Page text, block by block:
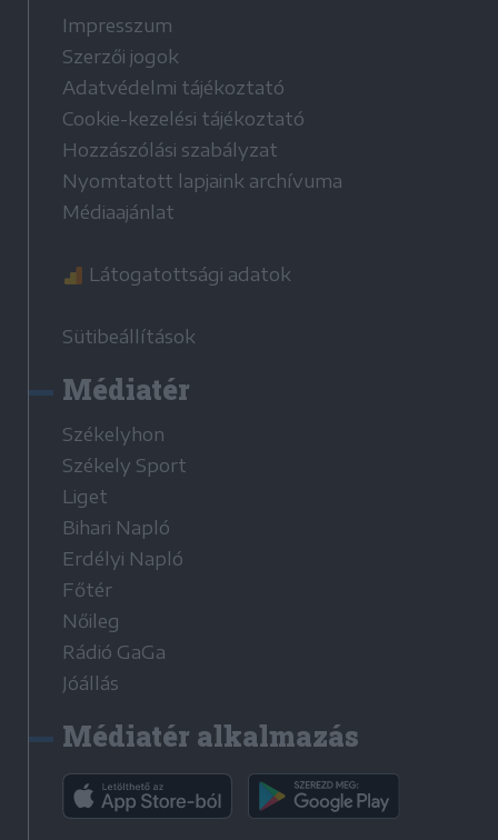
Impresszum
Szerzői jogok
Adatvédelmi tájékoztató
Cookie-kezelési tájékoztató
Hozzászólási szabályzat
Nyomtatott lapjaink archívuma
Médiaajánlat
Látogatottsági adatok
Sütibeállítások
Médiatér
Székelyhon
Székely Sport
Liget
Bihari Napló
Erdélyi Napló
Főtér
Nőileg
Rádió GaGa
Jóállás
Médiatér alkalmazás